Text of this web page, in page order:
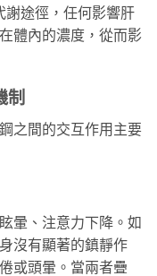
謝途徑，任何影響肝
體內的濃度，從而影
制
之間的交互作用主要
暈、注意力下降。如
沒有顯著的鎮靜作
或頭暈。當兩者疊